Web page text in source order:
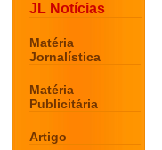
JL Notícias
Matéria
Jornalística
Matéria
Publicitária
Artigo